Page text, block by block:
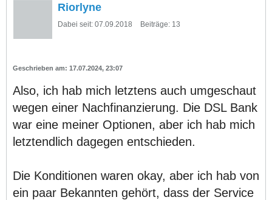
Riorlyne
Dabei seit: 07.09.2018 Beiträge: 13
17.07.2024, 23:07
Also, ich hab mich letztens auch umgeschaut
wegen einer Nachfinanzierung. Die DSL Bank
war eine meiner Optionen, aber ich hab mich
letztendlich dagegen entschieden.
Die Konditionen waren okay, aber ich hab von
ein paar Bekannten gehört, dass der Service